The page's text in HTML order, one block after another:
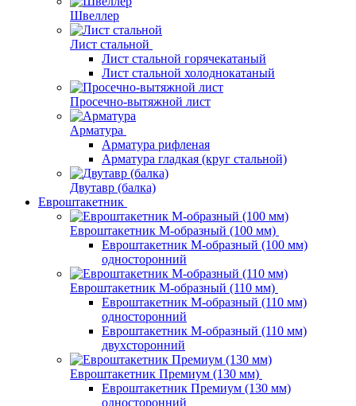
Швеллер
Лист стальной
Лист стальной горячекатаный
Лист стальной холоднокатаный
Просечно-вытяжной лист
Арматура
Арматура рифленая
Арматура гладкая (круг стальной)
Двутавр (балка)
Евроштакетник
Евроштакетник М-образный (100 мм)
Евроштакетник М-образный (100 мм)
односторонний
Евроштакетник М-образный (110 мм)
Евроштакетник М-образный (110 мм)
односторонний
Евроштакетник М-образный (110 мм)
двухсторонний
Евроштакетник Премиум (130 мм)
Евроштакетник Премиум (130 мм)
односторонний